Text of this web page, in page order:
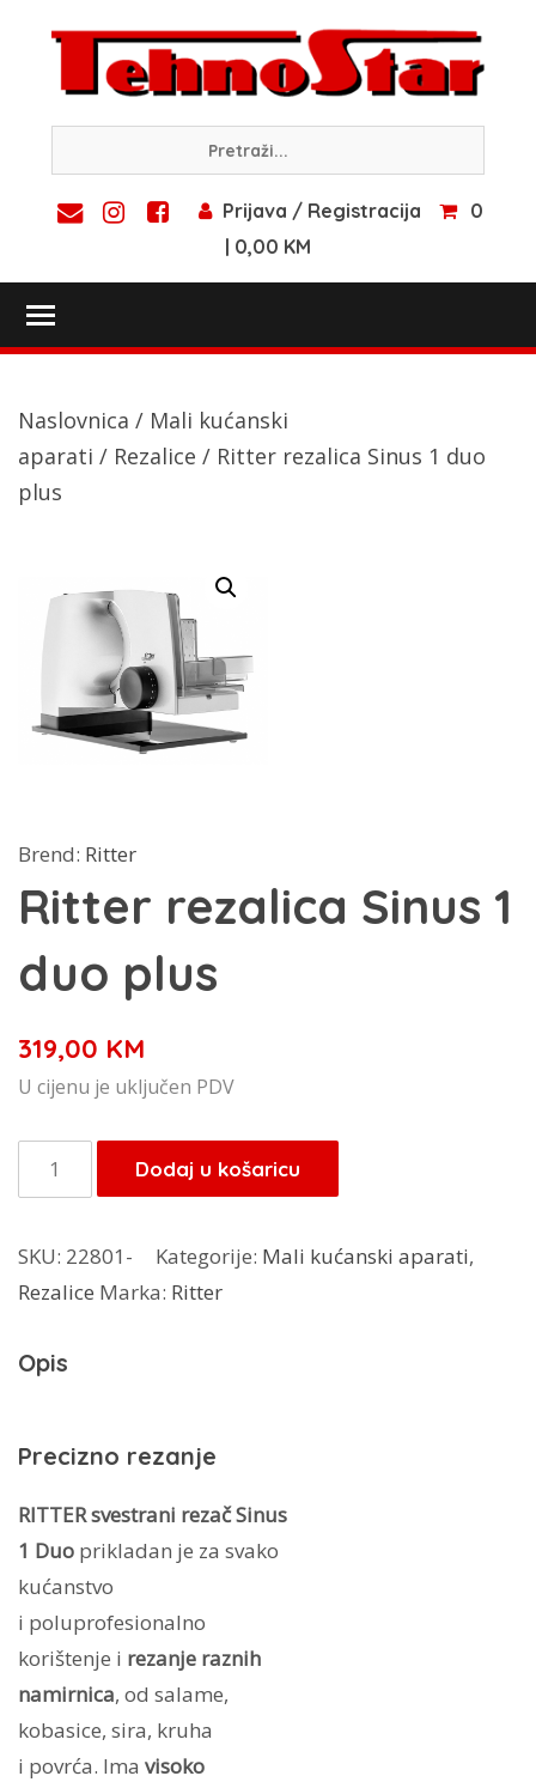
content
Prijava / Registracija
0
| 0,00 KM
Naslovnica / Mali kućanski
aparati / Rezalice / Ritter rezalica Sinus 1 duo
plus
Brend: Ritter
Ritter rezalica Sinus 1
duo plus
319,00 KM
U cijenu je uključen PDV
Ritter
rezalica
1
duo
količina
Dodaj u košaricu
SKU: 22801- Kategorije: Mali kućanski aparati,
Rezalice Marka: Ritter
Opis
Precizno rezanje
RITTER svestrani rezač Sinus
1 Duo prikladan je za svako
kućanstvo
i poluprofesionalno
korištenje i rezanje raznih
namirnica, od salame,
kobasice, sira, kruha
i povrća. Ima visoko